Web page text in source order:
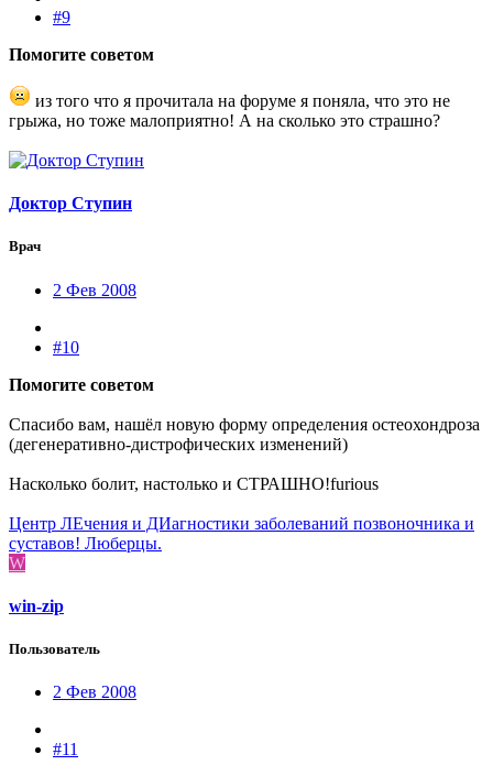
#9
Помогите советом
из того что я прочитала на форуме я поняла, что это не
грыжа, но тоже малоприятно! А на сколько это страшно?
Доктор Ступин
Врач
2 Фев 2008
#10
Помогите советом
Спасибо вам, нашёл новую форму определения остеохондроза
(дегенеративно-дистрофических изменений)
Насколько болит, настолько и СТРАШНО!furious
Центр ЛЕчения и ДИагностики заболеваний позвоночника и
суставов! Люберцы.
W
win-zip
Пользователь
2 Фев 2008
#11